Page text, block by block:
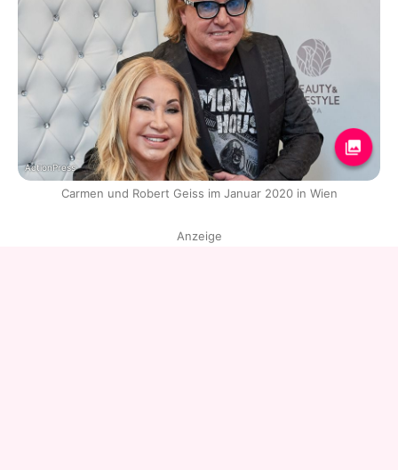
ActionPress
Carmen und Robert Geiss im Januar 2020 in Wien
Anzeige